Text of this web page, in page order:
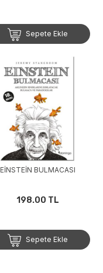
Sepete Ekle
EİNSTEİN BULMACASI
198.00 TL
Sepete Ekle